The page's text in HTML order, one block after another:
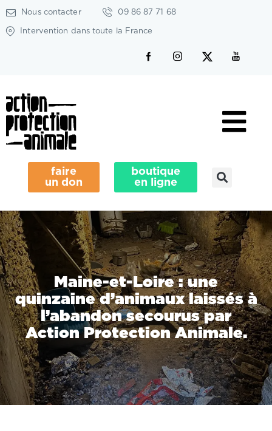
Nous contacter 09 86 87 71 68
Intervention dans toute la France
faire
un don
boutique
en ligne
Maine-et-Loire : une
quinzaine d’animaux laissés à
l’abandon secourus par
Action Protection Animale.